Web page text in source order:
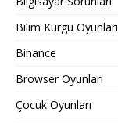
Bilim Kurgu Oyunları
Binance
Browser Oyunları
Çocuk Oyunları